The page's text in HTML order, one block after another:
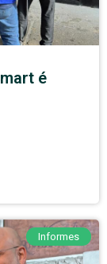
é
Informes